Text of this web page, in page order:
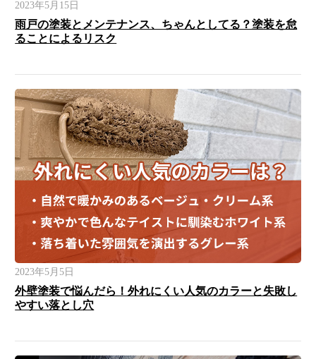
2023年5月15日
雨戸の塗装とメンテナンス、ちゃんとしてる？塗装を怠
ることによるリスク
2023年5月5日
外壁塗装で悩んだら！外れにくい人気のカラーと失敗し
やすい落とし穴